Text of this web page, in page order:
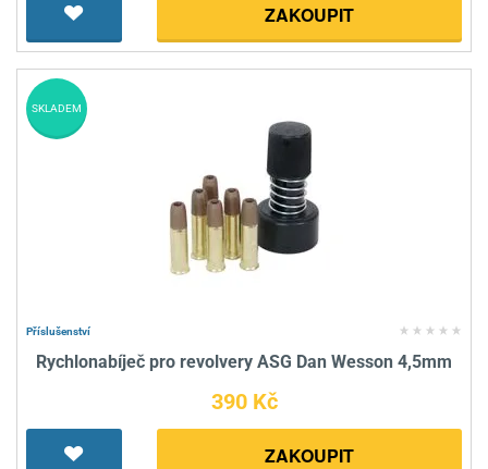
ZAKOUPIT
Příslušenství
Rychlonabíječ pro revolvery ASG Dan Wesson 4,5mm
390 Kč
ZAKOUPIT
SKLADEM